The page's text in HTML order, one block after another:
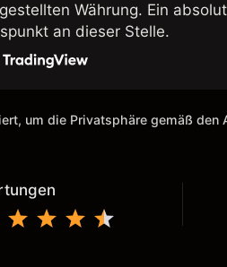
Währung. Ein
an dieser Stelle.
um die Privatsphäre gemäß den